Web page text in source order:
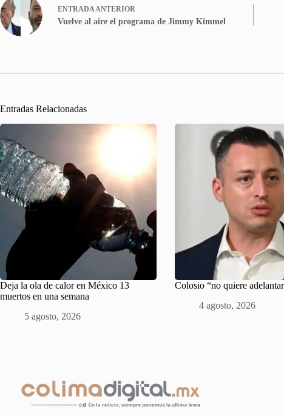
ENTRADAANTERIOR
Vuelve al aire el programa de Jimmy Kimmel
Entradas Relacionadas
Deja la ola de calor en México 13
muertos en una semana
5 agosto, 2026
Colosio “no quiere
4 agosto, 2026